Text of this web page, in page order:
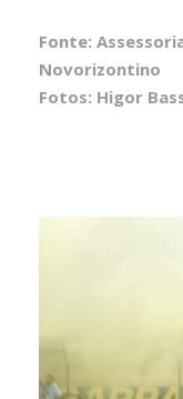
Fonte:
Novorizontino
Fotos: Higor